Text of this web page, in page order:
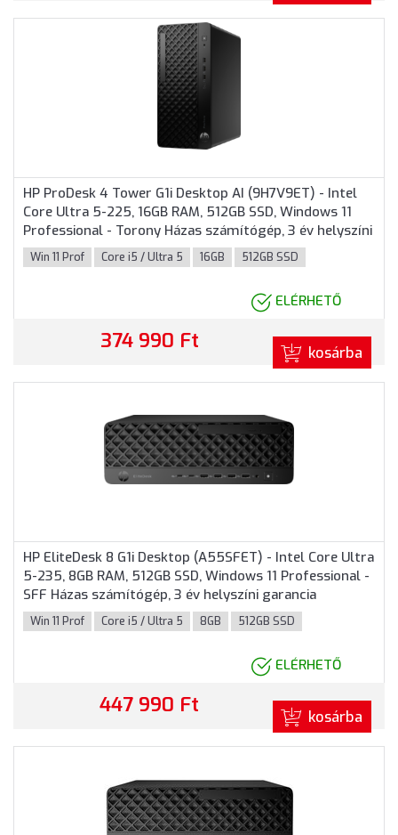
HP ProDesk 4 Tower G1i Desktop AI (9H7V9ET) - Intel
Core Ultra 5-225, 16GB RAM, 512GB SSD, Windows 11
Professional - Torony Házas számítógép, 3 év helyszíni
garancia
Win 11 Prof Core i5 / Ultra 5 16GB 512GB SSD
ELÉRHETŐ
374 990 Ft kosárba
HP EliteDesk 8 G1i Desktop (A55SFET) - Intel Core Ultra
5-235, 8GB RAM, 512GB SSD, Windows 11 Professional -
SFF Házas számítógép, 3 év helyszíni garancia
Win 11 Prof Core i5 / Ultra 5 8GB 512GB SSD
ELÉRHETŐ
447 990 Ft kosárba